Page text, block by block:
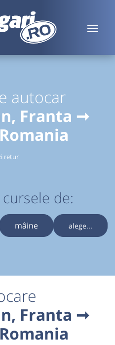
autocar
Franta ➞
retur
de:
mâine alege...
Franta ➞